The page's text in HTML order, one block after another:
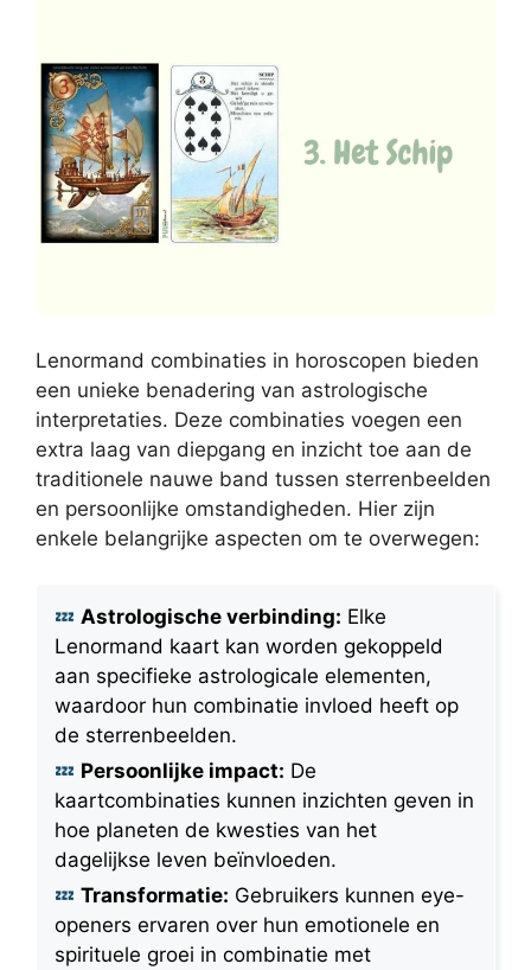
Lenormand combinaties in horoscopen bieden
een unieke benadering van astrologische
interpretaties. Deze combinaties voegen een
extra laag van diepgang en inzicht toe aan de
traditionele nauwe band tussen sterrenbeelden
en persoonlijke omstandigheden. Hier zijn
enkele belangrijke aspecten om te overwegen:
Astrologische verbinding: Elke
Lenormand kaart kan worden gekoppeld
aan specifieke astrologicale elementen,
waardoor hun combinatie invloed heeft op
de sterrenbeelden.
Persoonlijke impact: De
kaartcombinaties kunnen inzichten geven in
hoe planeten de kwesties van het
dagelijkse leven beïnvloeden.
Transformatie: Gebruikers kunnen eye-
openers ervaren over hun emotionele en
spirituele groei in combinatie met